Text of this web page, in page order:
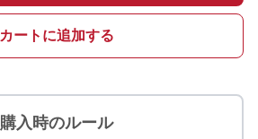
カートに追加する
購入時のルール